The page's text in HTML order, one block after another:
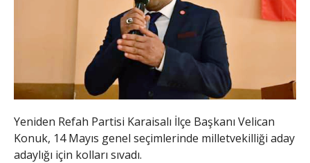
Yeniden Refah Partisi Karaisalı İlçe Başkanı Velican
Konuk, 14 Mayıs genel seçimlerinde milletvekilliği aday
adaylığı için kolları sıvadı.